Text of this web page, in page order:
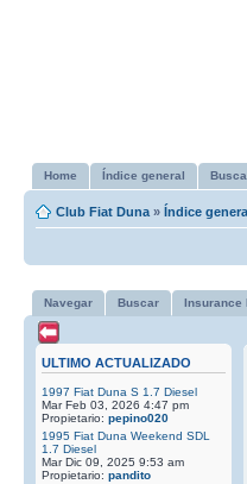
Home Índice general
Club Fiat Duna » Índice
Navegar Buscar Insurance
ULTIMO ACTUALIZADO
1997 Fiat Duna S 1.7 Diesel
Mar Feb 03, 2026 4:47 pm
Propietario: pepino020
1995 Fiat Duna Weekend SDL
1.7 Diesel
Mar Dic 09, 2025 9:53 am
Propietario: pandito